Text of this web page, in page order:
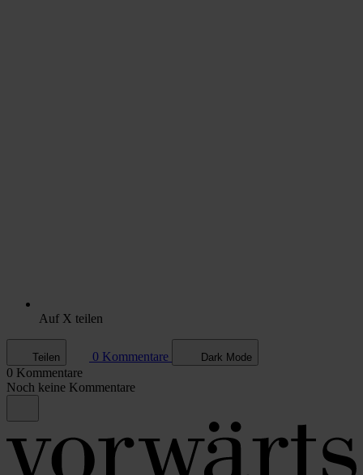
Auf X teilen
Teilen 0 Kommentare Dark Mode
0 Kommentare
Noch keine Kommentare